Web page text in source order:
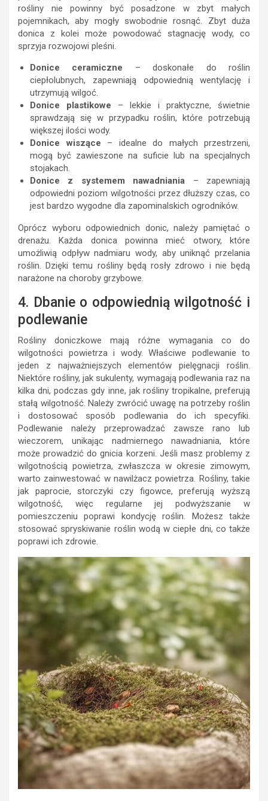
rośliny nie powinny być posadzone w zbyt małych
pojemnikach, aby mogły swobodnie rosnąć. Zbyt duża
donica z kolei może powodować stagnację wody, co
sprzyja rozwojowi pleśni.
Donice ceramiczne – doskonałe do roślin
ciepłolubnych, zapewniają odpowiednią wentylację i
utrzymują wilgoć.
Donice plastikowe – lekkie i praktyczne, świetnie
sprawdzają się w przypadku roślin, które potrzebują
większej ilości wody.
Donice wiszące – idealne do małych przestrzeni,
mogą być zawieszone na suficie lub na specjalnych
stojakach.
Donice z systemem nawadniania – zapewniają
odpowiedni poziom wilgotności przez dłuższy czas, co
jest bardzo wygodne dla zapominalskich ogrodników.
Oprócz wyboru odpowiednich donic, należy pamiętać o
drenażu. Każda donica powinna mieć otwory, które
umożliwią odpływ nadmiaru wody, aby uniknąć przelania
roślin. Dzięki temu rośliny będą rosły zdrowo i nie będą
narażone na choroby grzybowe.
4. Dbanie o odpowiednią wilgotność i
podlewanie
Rośliny doniczkowe mają różne wymagania co do
wilgotności powietrza i wody. Właściwe podlewanie to
jeden z najważniejszych elementów pielęgnacji roślin.
Niektóre rośliny, jak sukulenty, wymagają podlewania raz na
kilka dni, podczas gdy inne, jak rośliny tropikalne, preferują
stałą wilgotność. Należy zwrócić uwagę na potrzeby roślin
i dostosować sposób podlewania do ich specyfiki.
Podlewanie należy przeprowadzać zawsze rano lub
wieczorem, unikając nadmiernego nawadniania, które
może prowadzić do gnicia korzeni. Jeśli masz problemy z
wilgotnością powietrza, zwłaszcza w okresie zimowym,
warto zainwestować w nawilżacz powietrza. Rośliny, takie
jak paprocie, storczyki czy figowce, preferują wyższą
wilgotność, więc regularne jej podwyższanie w
pomieszczeniu poprawi kondycję roślin. Możesz także
stosować spryskiwanie roślin wodą w ciepłe dni, co także
poprawi ich zdrowie.